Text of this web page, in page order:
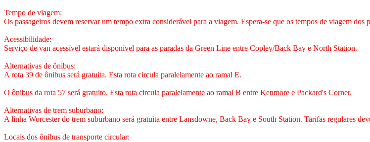
Tempo de viagem:
Os passageiros devem reservar um tempo extra considerável para a viagem. Espera-se que os tempos de viagem
Acessibilidade:
Serviço de van acessível estará disponível para as paradas da Green Line entre Copley/Back Bay e North Station.
Alternativas de ônibus:
A rota 39 de ônibus será gratuita. Esta rota circula paralelamente ao ramal E.
O ônibus da rota 57 será gratuito. Esta rota circula paralelamente ao ramal B entre Kenmore e Packard's Corner.
Alternativas de trem suburbano:
A linha Worcester do trem suburbano será gratuita entre Lansdowne, Back Bay e South Station. Tarifas regulares
Locais dos ônibus de transporte circular: